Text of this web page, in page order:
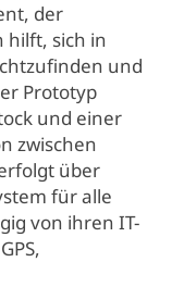
der
hilft, sich in
und
Prototyp
und einer
zwischen
über
für alle
von ihren IT-